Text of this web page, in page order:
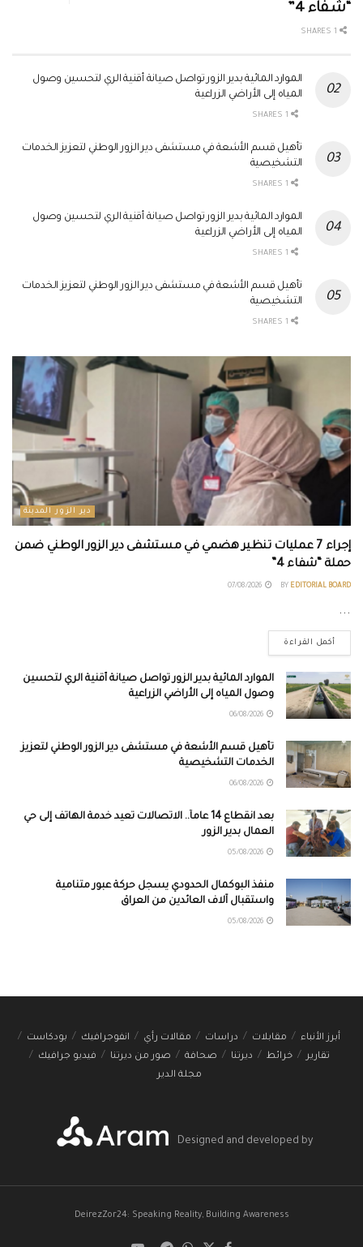
“شفاء 4”
الموارد المائية بدير الزور تواصل صيانة أقنية الري لتحسين وصول
المياه إلى الأراضي الزراعية
تأهيل قسم الأشعة في مستشفى دير الزور الوطني لتعزيز الخدمات
التشخيصية
الموارد المائية بدير الزور تواصل صيانة أقنية الري لتحسين وصول
المياه إلى الأراضي الزراعية
تأهيل قسم الأشعة في مستشفى دير الزور الوطني لتعزيز الخدمات
التشخيصية
دير الزور المدينة
إجراء 7 عمليات تنظير هضمي في مستشفى دير الزور الوطني ضمن
حملة “شفاء 4”
BY EDITORIAL BOARD
...
أكمل القراءة
الموارد المائية بدير الزور تواصل صيانة أقنية الري لتحسين
وصول المياه إلى الأراضي الزراعية
تأهيل قسم الأشعة في مستشفى دير الزور الوطني لتعزيز
الخدمات التشخيصية
بعد انقطاع 14 عاماً.. الاتصالات تعيد خدمة الهاتف إلى حي
العمال بدير الزور
منفذ البوكمال الحدودي يسجل حركة عبور متنامية
واستقبال آلاف العائدين من العراق
أبرز الأنباء مقابلات دراسات مقالات رأي انفوجرافيك
بودكاست
تقارير
خرائط ديرتنا صحافة صور من ديرتنا
فيديو جرافيك
مجلة الدير
Designed and developed by
DeirezZor24: Speaking Reality, Building Awareness